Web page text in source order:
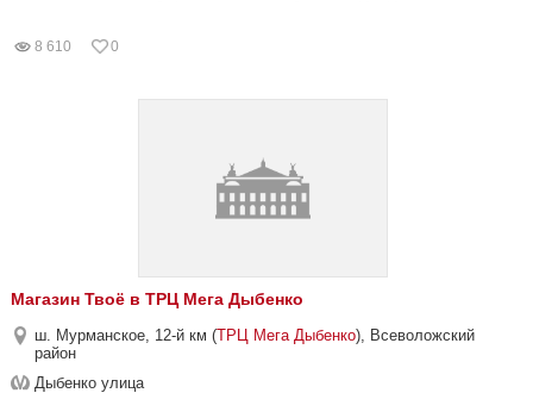
8 610 0
Магазин Твоё в ТРЦ Мега Дыбенко
ш. Мурманское, 12-й км (ТРЦ Мега Дыбенко), Всеволожский
район
Дыбенко улица